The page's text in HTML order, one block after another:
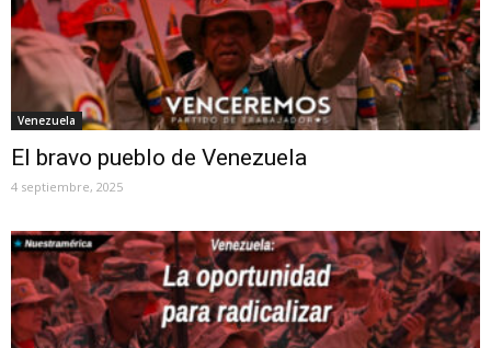
Venezuela
El bravo pueblo de Venezuela
4 septiembre, 2025